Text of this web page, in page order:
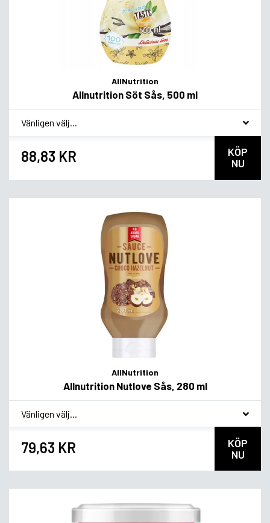
AllNutrition
Allnutrition Söt Sås, 500 ml
* Smakvariant
88,83 KR
KÖP
NU
AllNutrition
Allnutrition Nutlove Sås, 280 ml
* Smakvariant
79,63 KR
KÖP
NU